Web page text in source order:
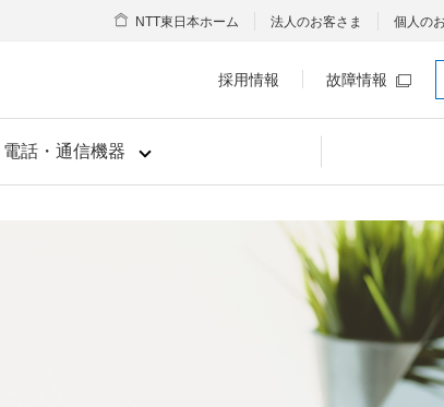
電話・通信機器
NTT東日本ホーム 法人のお客さま 個人の
採用情報 故障情報